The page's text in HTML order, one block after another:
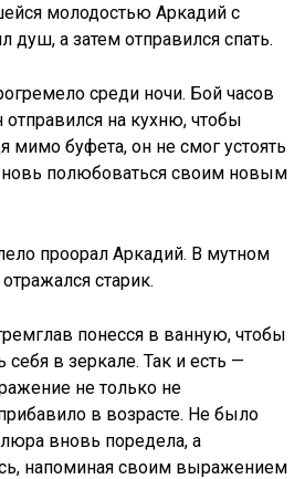
молодостью Аркадий с
душ, а затем отправился спать.
среди ночи. Бой часов
отправился на кухню, чтобы
мимо буфета, он не смог устоять
полюбоваться своим новым
проорал Аркадий. В мутном
старик.
понесся в ванную, чтобы
себя в зеркале. Так и есть —
не только не
в возрасте. Не было
вновь поредела, а
напоминая своим выражением